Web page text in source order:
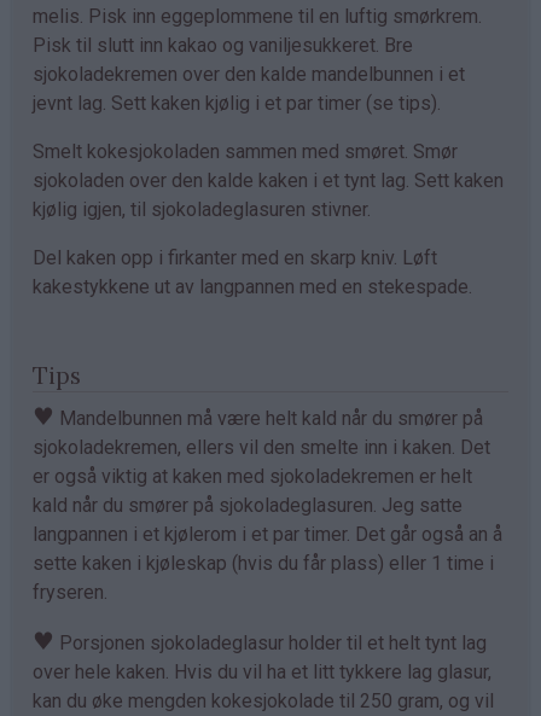
melis. Pisk inn eggeplommene til en luftig smørkrem.
Pisk til slutt inn kakao og vaniljesukkeret. Bre
sjokoladekremen over den kalde mandelbunnen i et
jevnt lag. Sett kaken kjølig i et par timer (se tips).
Smelt kokesjokoladen sammen med smøret. Smør
sjokoladen over den kalde kaken i et tynt lag. Sett kaken
kjølig igjen, til sjokoladeglasuren stivner.
Del kaken opp i firkanter med en skarp kniv. Løft
kakestykkene ut av langpannen med en stekespade.
Tips
♥ Mandelbunnen må være helt kald når du smører på
sjokoladekremen, ellers vil den smelte inn i kaken. Det
er også viktig at kaken med sjokoladekremen er helt
kald når du smører på sjokoladeglasuren. Jeg satte
langpannen i et kjølerom i et par timer. Det går også an å
sette kaken i kjøleskap (hvis du får plass) eller 1 time i
fryseren.
♥ Porsjonen sjokoladeglasur holder til et helt tynt lag
over hele kaken. Hvis du vil ha et litt tykkere lag glasur,
kan du øke mengden kokesjokolade til 250 gram, og vil